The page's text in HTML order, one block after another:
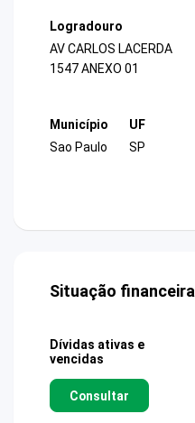
Logradouro
AV CARLOS LACERDA
1547 ANEXO 01
Município
Sao Paulo
UF
SP
Situação financeira
Dívidas ativas e
vencidas
Consultar